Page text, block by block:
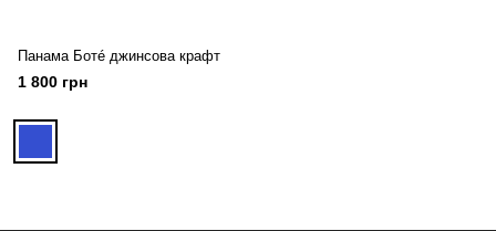
Панама Ботé джинсова крафт
1 800 грн